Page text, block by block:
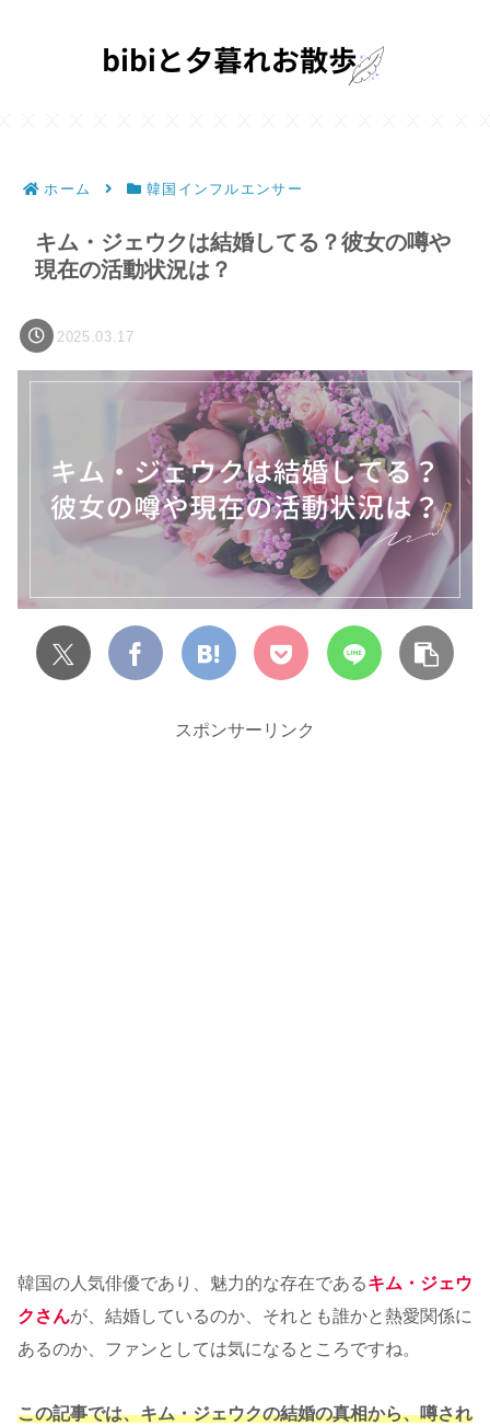
ホーム 韓国インフルエンサー
キム・ジェウクは結婚してる？彼女の噂や
現在の活動状況は？
2025.03.17
スポンサーリンク
韓国の人気俳優であり、魅力的な存在であるキム・ジェウ
クさんが、結婚しているのか、それとも誰かと熱愛関係に
あるのか、ファンとしては気になるところですね。
この記事では、キム・ジェウクの結婚の真相から、噂され